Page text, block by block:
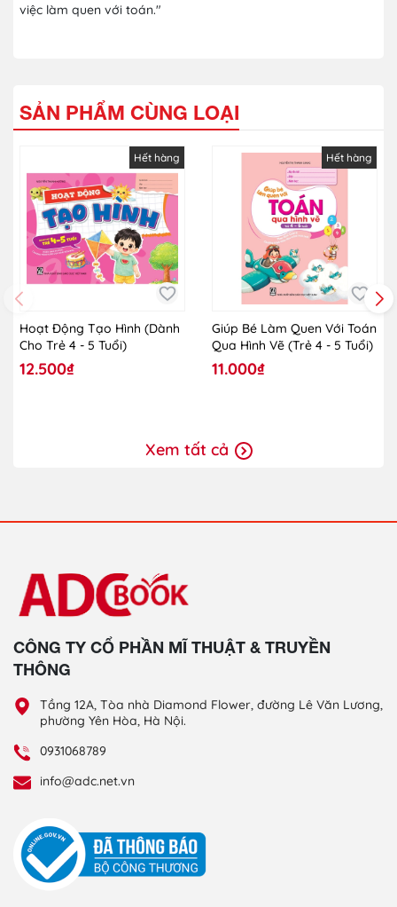
việc làm quen với toán."
SẢN PHẨM CÙNG LOẠI
Hết hàng
Hoạt Động Tạo Hình (Dành
Cho Trẻ 4 - 5 Tuổi)
12.500₫
Hết hàng
Giúp Bé Làm Quen Với Toán
Qua Hình Vẽ (Trẻ 4 - 5 Tuổi)
11.000₫
Xem tất cả
CÔNG TY CỔ PHẦN MĨ THUẬT & TRUYỀN
THÔNG
Tầng 12A, Tòa nhà Diamond Flower, đường Lê Văn Lương,
phường Yên Hòa, Hà Nội.
0931068789
info@adc.net.vn